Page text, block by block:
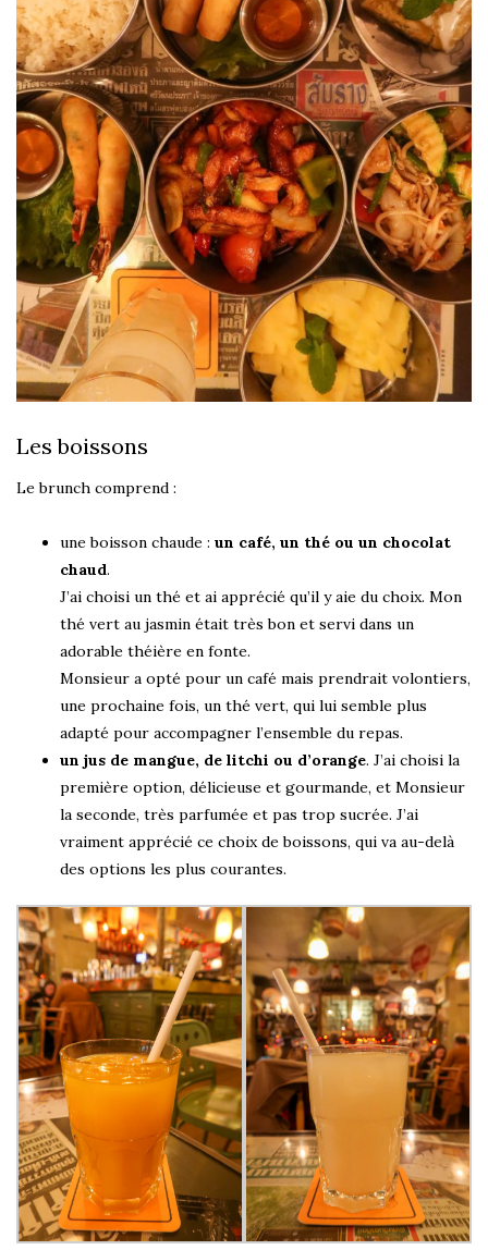
Les boissons
Le brunch comprend :
une boisson chaude : un café, un thé ou un chocolat
chaud.
J’ai choisi un thé et ai apprécié qu’il y aie du choix. Mon
thé vert au jasmin était très bon et servi dans un
adorable théière en fonte.
Monsieur a opté pour un café mais prendrait volontiers,
une prochaine fois, un thé vert, qui lui semble plus
adapté pour accompagner l’ensemble du repas.
un jus de mangue, de litchi ou d’orange. J’ai choisi la
première option, délicieuse et gourmande, et Monsieur
la seconde, très parfumée et pas trop sucrée. J’ai
vraiment apprécié ce choix de boissons, qui va au-delà
des options les plus courantes.